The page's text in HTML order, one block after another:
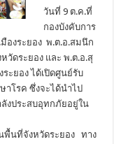
วันที่ 9 ต.ค.ที่
กองบังคับการ
องระยอง พ.ต.อ.สมนึก
วัดระยอง และ พ.ต.อ.สุ
ะยอง ได้เปิดศูนย์รับ
าโรค ซึ่งจะได้นำไป
งประสบอุทกภัยอยู่ใน
พื้นที่จังหวัดระยอง ทาง